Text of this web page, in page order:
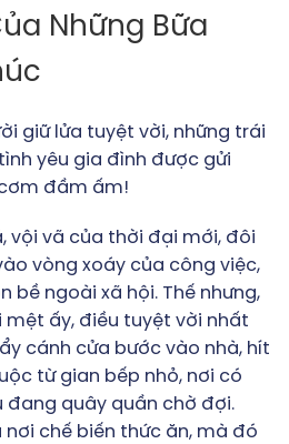
Những Bữa
giữ lửa tuyệt vời, những trái
yêu gia đình được gửi
đầm ấm!
vội vã của thời đại mới, đôi
vòng xoáy của công việc,
bề ngoài xã hội. Thế nhưng,
ấy, điều tuyệt vời nhất
cánh cửa bước vào nhà, hít
từ gian bếp nhỏ, nơi có
đang quây quần chờ đợi.
nơi chế biến thức ăn, mà đó